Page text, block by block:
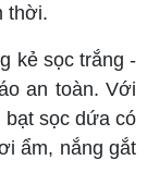
thời.
kẻ sọc trắng -
an toàn. Với
bạt sọc dứa có
ẩm, nắng gắt